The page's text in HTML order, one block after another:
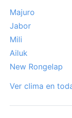
Majuro
Jabor
Mili
Ailuk
New Rongelap
Ver clima en